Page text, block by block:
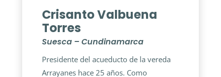
Crisanto Valbuena
Torres
Suesca – Cundinamarca
Presidente del acueducto de la vereda
Arrayanes hace 25 años. Como